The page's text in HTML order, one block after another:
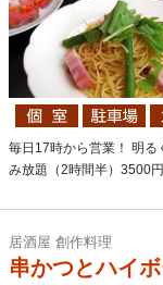
毎日17時から営業！ 明る
み放題（2時間半）3500円
居酒屋 創作料理
串かつとハイ